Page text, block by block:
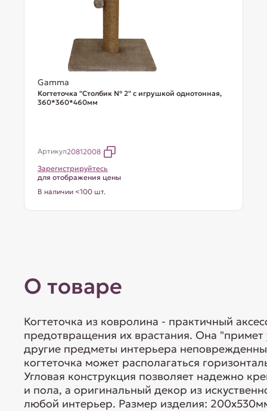
Gamma
Когтеточка "Столбик № 2" с игрушкой однотонная,
360*360*460мм
Артикул20812008
Зарегистрируйтесь
для отображения цены
В наличии <100 шт.
О товаре
Когтеточка из ковролина - практичный
предотвращения их врастания. Она "примет
другие предметы интерьера
когтеточка может располагаться
Угловая конструкция позволяет надежно
и пола, а оригинальный декор из
любой интерьер. Размер изделия: